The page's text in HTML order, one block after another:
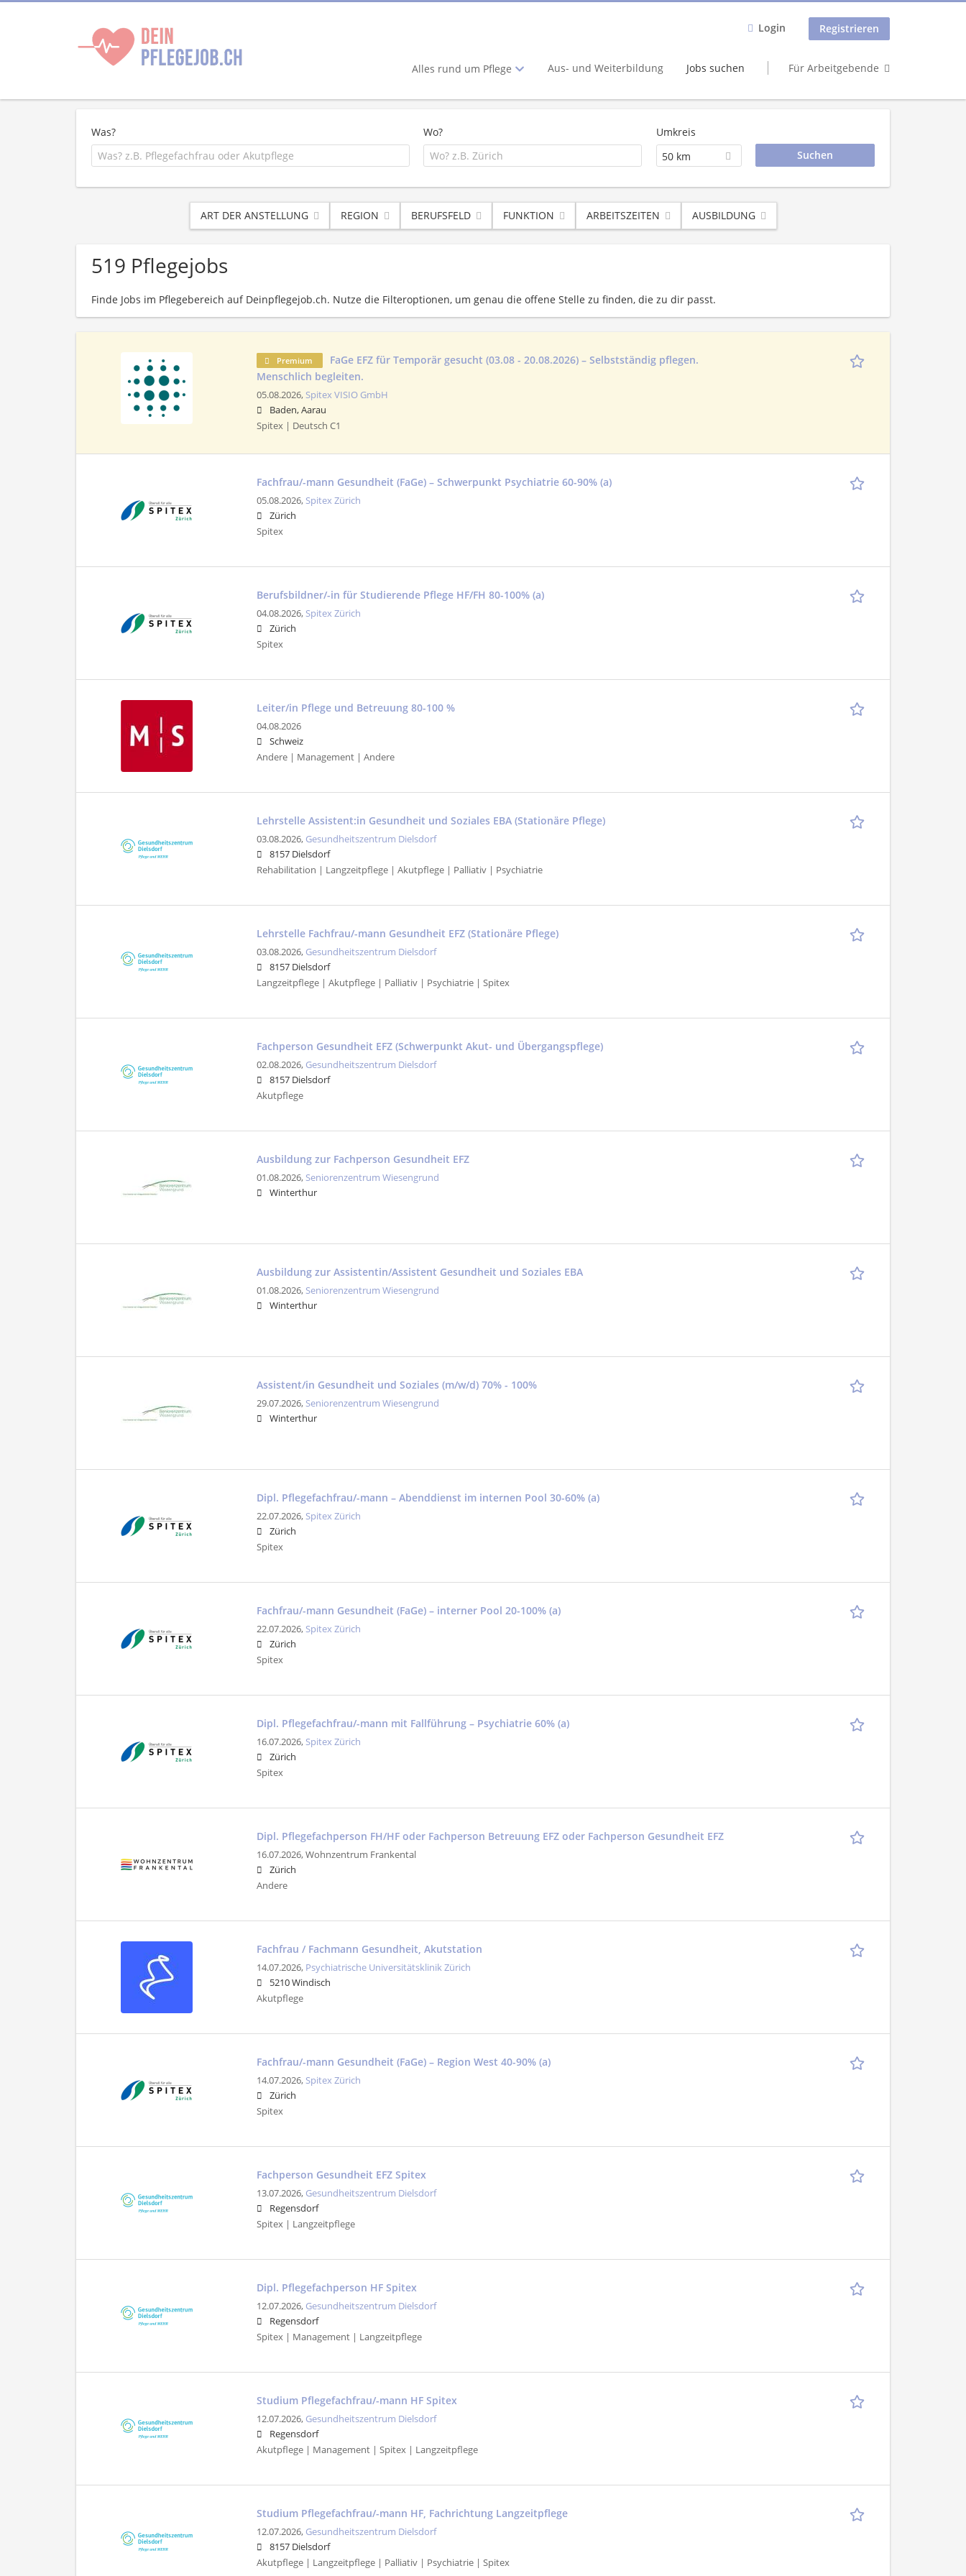
Login Registrieren
Alles rund um Pflege Aus- und Weiterbildung Jobs suchen Für Arbeitgebende
Was? Wo?
Umkreis
50 km
ART DER ANSTELLUNG REGION BERUFSFELD FUNKTION ARBEITSZEITEN AUSBILDUNG
519 Pflegejobs
Finde Jobs im Pflegebereich auf Deinpflegejob.ch. Nutze die Filteroptionen, um genau die offene Stelle zu finden, die zu dir passt.
Premium
FaGe EFZ für Temporär gesucht (03.08 - 20.08.2026) – Selbstständig pflegen.
Menschlich begleiten.
05.08.2026, Spitex VISIO GmbH
Baden, Aarau
Spitex | Deutsch C1
Fachfrau/-mann Gesundheit (FaGe) – Schwerpunkt Psychiatrie 60-90% (a)
05.08.2026, Spitex Zürich
Zürich
Spitex
Berufsbildner/-in für Studierende Pflege HF/FH 80-100% (a)
04.08.2026, Spitex Zürich
Zürich
Spitex
Leiter/in Pflege und Betreuung 80-100 %
04.08.2026
Schweiz
Andere | Management | Andere
Lehrstelle Assistent:in Gesundheit und Soziales EBA (Stationäre Pflege)
03.08.2026, Gesundheitszentrum Dielsdorf
8157 Dielsdorf
Rehabilitation | Langzeitpflege | Akutpflege | Palliativ | Psychiatrie
Lehrstelle Fachfrau/-mann Gesundheit EFZ (Stationäre Pflege)
03.08.2026, Gesundheitszentrum Dielsdorf
8157 Dielsdorf
Langzeitpflege | Akutpflege | Palliativ | Psychiatrie | Spitex
Fachperson Gesundheit EFZ (Schwerpunkt Akut- und Übergangspflege)
02.08.2026, Gesundheitszentrum Dielsdorf
8157 Dielsdorf
Akutpflege
Ausbildung zur Fachperson Gesundheit EFZ
01.08.2026, Seniorenzentrum Wiesengrund
Winterthur
Ausbildung zur Assistentin/Assistent Gesundheit und Soziales EBA
01.08.2026, Seniorenzentrum Wiesengrund
Winterthur
Assistent/in Gesundheit und Soziales (m/w/d) 70% - 100%
29.07.2026, Seniorenzentrum Wiesengrund
Winterthur
Dipl. Pflegefachfrau/-mann – Abenddienst im internen Pool 30-60% (a)
22.07.2026, Spitex Zürich
Zürich
Spitex
Fachfrau/-mann Gesundheit (FaGe) – interner Pool 20-100% (a)
22.07.2026, Spitex Zürich
Zürich
Spitex
Dipl. Pflegefachfrau/-mann mit Fallführung – Psychiatrie 60% (a)
16.07.2026, Spitex Zürich
Zürich
Spitex
Dipl. Pflegefachperson FH/HF oder Fachperson Betreuung EFZ oder Fachperson Gesundheit EFZ
16.07.2026,Wohnzentrum Frankental
Zürich
Andere
Fachfrau / Fachmann Gesundheit, Akutstation
14.07.2026, Psychiatrische Universitätsklinik Zürich
5210 Windisch
Akutpflege
Fachfrau/-mann Gesundheit (FaGe) – Region West 40-90% (a)
14.07.2026, Spitex Zürich
Zürich
Spitex
Fachperson Gesundheit EFZ Spitex
13.07.2026, Gesundheitszentrum Dielsdorf
Regensdorf
Spitex | Langzeitpflege
Dipl. Pflegefachperson HF Spitex
12.07.2026, Gesundheitszentrum Dielsdorf
Regensdorf
Spitex | Management | Langzeitpflege
Studium Pflegefachfrau/-mann HF Spitex
12.07.2026, Gesundheitszentrum Dielsdorf
Regensdorf
Akutpflege | Management | Spitex | Langzeitpflege
Studium Pflegefachfrau/-mann HF, Fachrichtung Langzeitpflege
12.07.2026, Gesundheitszentrum Dielsdorf
8157 Dielsdorf
Akutpflege | Langzeitpflege | Palliativ | Psychiatrie | Spitex